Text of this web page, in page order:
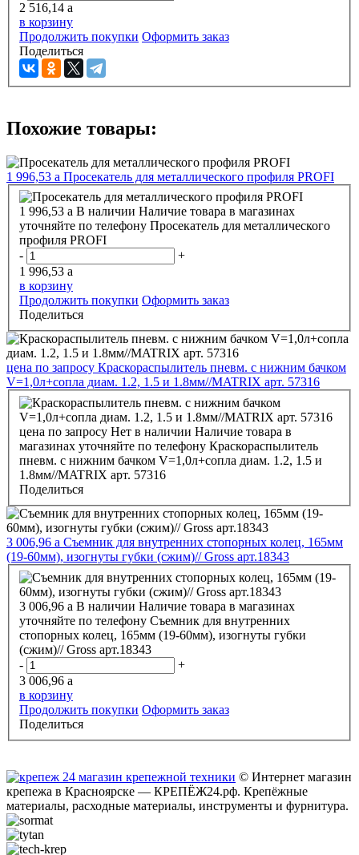
2 516,14 a
в корзину
Продолжить покупки Оформить заказ
Поделиться
Похожие товары:
1 996,53 a Просекатель для металлического профиля PROFI
1 996,53 a В наличии Наличие товара в магазинах
уточняйте по телефону Просекатель для металлического
профиля PROFI
-
+
1 996,53 a
в корзину
Продолжить покупки Оформить заказ
Поделиться
цена по запросу Краскораспылитель пневм. с нижним бачком
V=1,0л+сопла диам. 1.2, 1.5 и 1.8мм//MATRIX арт. 57316
цена по запросу Нет в наличии Наличие товара в
магазинах уточняйте по телефону Краскораспылитель
пневм. с нижним бачком V=1,0л+сопла диам. 1.2, 1.5 и
1.8мм//MATRIX арт. 57316
Поделиться
3 006,96 a Съемник для внутренних стопорных колец, 165мм
(19-60мм), изогнуты губки (сжим)// Gross арт.18343
3 006,96 a В наличии Наличие товара в магазинах
уточняйте по телефону Съемник для внутренних
стопорных колец, 165мм (19-60мм), изогнуты губки
(сжим)// Gross арт.18343
-
+
3 006,96 a
в корзину
Продолжить покупки Оформить заказ
Поделиться
© Интернет магазин
крепежа в Красноярске — КРЕПЁЖ24.рф. Крепёжные
материалы, расходные материалы, инструменты и фурнитура.